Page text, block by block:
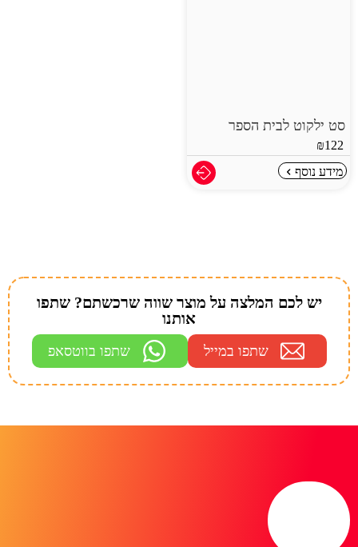
סט ילקוט לבית הספר
₪122
מידע נוסף
יש לכם המלצה על מוצר שווה שרכשתם? שתפו
אותנו
שתפו במייל שתפו בווטסאפ